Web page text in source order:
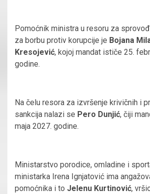
Pomoćnik ministra u resoru za
za borbu protiv korupcije je Bojana
Kresojević, kojoj mandat ističe 25.
godine.
Na čelu resora za izvršenje krivičnih i
sankcija nalazi se Pero Dunjić, čiji
maja 2027. godine.
Ministarstvo porodice, omladine i
ministarka Irena Ignjatović ima
pomoćnika i to Jelenu Kurtinović,